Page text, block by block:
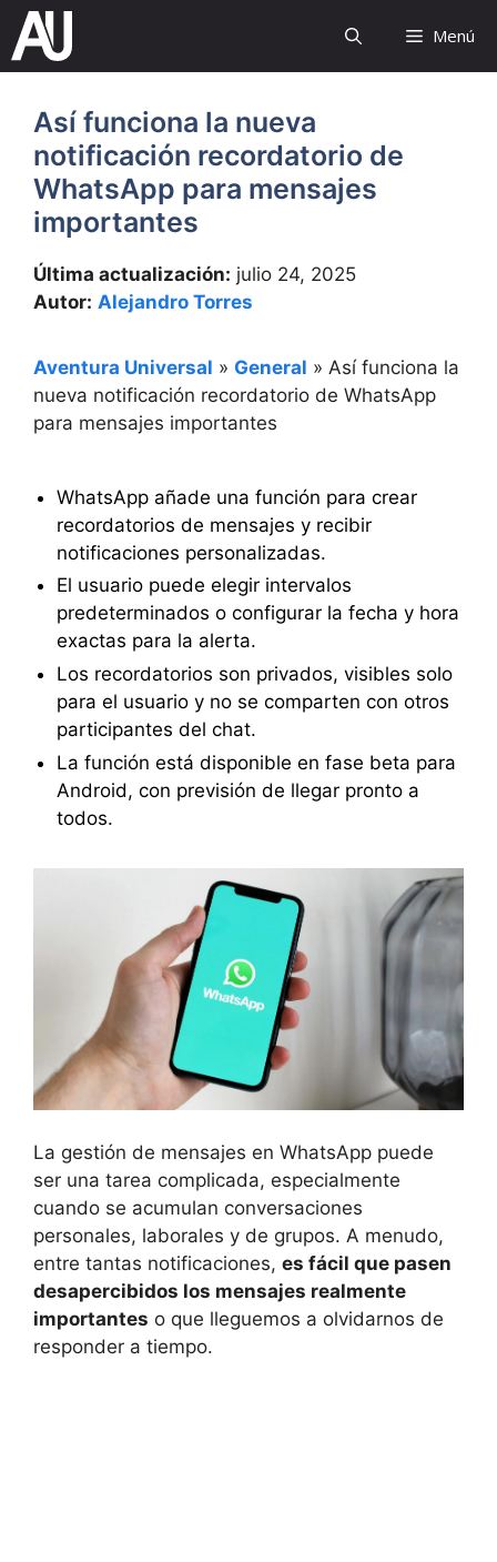
Saltar
contenido
Menú
Así funciona la nueva
notificación recordatorio de
WhatsApp para mensajes
importantes
Última actualización: julio 24, 2025
Autor: Alejandro Torres
Aventura Universal » General » Así funciona la
nueva notificación recordatorio de WhatsApp
para mensajes importantes
WhatsApp añade una función para crear
recordatorios de mensajes y recibir
notificaciones personalizadas.
El usuario puede elegir intervalos
predeterminados o configurar la fecha y hora
exactas para la alerta.
Los recordatorios son privados, visibles solo
para el usuario y no se comparten con otros
participantes del chat.
La función está disponible en fase beta para
Android, con previsión de llegar pronto a
todos.
La gestión de mensajes en WhatsApp puede
ser una tarea complicada, especialmente
cuando se acumulan conversaciones
personales, laborales y de grupos. A menudo,
entre tantas notificaciones, es fácil que pasen
desapercibidos los mensajes realmente
importantes o que lleguemos a olvidarnos de
responder a tiempo.